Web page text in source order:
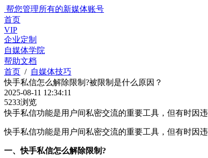
帮您管理所有的新媒体账号
首页
VIP
企业定制
自媒体学院
帮助文档
首页 / 自媒体技巧
快手私信怎么解除限制?被限制是什么原因？
2025-08-11 12:34:11
5233浏览
快手私信功能是用户间私密交流的重要工具，但有时因
快手私信功能是用户间私密交流的重要工具，但有时因
一、快手私信怎么解除限制?